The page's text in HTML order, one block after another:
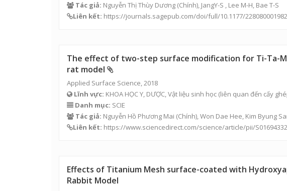
Tác giả: Nguyễn Thị Thùy Dương (Chính), JangY-S , Lee M-H, Bae T-S
Liên kết: https://journals.sagepub.com/doi/full/10.1177/
The effect of two-step surface modification for Ti-Ta-
rat model
Applied Surface Science, 2018
Lĩnh vực: KHOA HỌC Y, DƯỢC, Vật liệu sinh học (liên quan đến cấy
Danh mục: SCIE
Tác giả: Nguyễn Hồ Phương Mai (Chính), Won Dae Hee, Kim Byung
Liên kết: https://www.sciencedirect.com/science/article/pii/
Effects of Titanium Mesh surface-coated with
Rabbit Model